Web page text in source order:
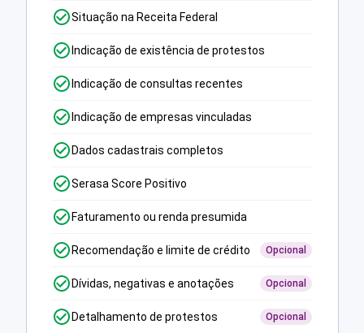
Situação na Receita Federal
Indicação de existência de protestos
Indicação de consultas recentes
Indicação de empresas vinculadas
Dados cadastrais completos
Serasa Score Positivo
Faturamento ou renda presumida
Recomendação e limite de crédito Opcional
Dívidas, negativas e anotações Opcional
Detalhamento de protestos Opcional